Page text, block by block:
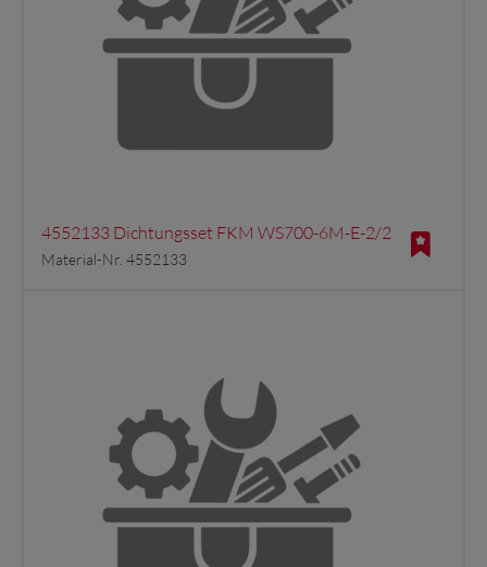
4552133 Dichtungsset FKM WS700-6M-E-2/2
Material-Nr. 4552133